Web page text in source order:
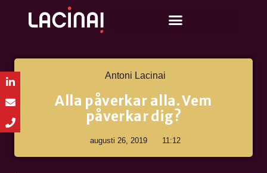
Antoni Lacinai
Alla påverkar alla. Vem
påverkar dig?
augusti 26, 2019 11:12